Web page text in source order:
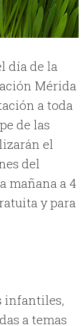
día de la
Mérida
a toda
de las
el
del
mañana a 4
y para
infantiles,
a temas